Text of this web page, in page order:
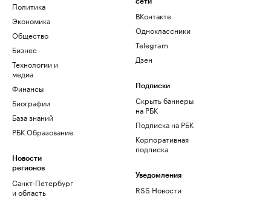
Политика
Экономика
Общество
Бизнес
Технологии и
медиа
Финансы
Биографии
База знаний
РБК Образование
Новости
регионов
Санкт-Петербург
и область
ВКонтакте
Одноклассники
Telegram
Дзен
Подписки
Скрыть баннеры
на РБК
Подписка на РБК
Корпоративная
подписка
Уведомления
RSS Новости